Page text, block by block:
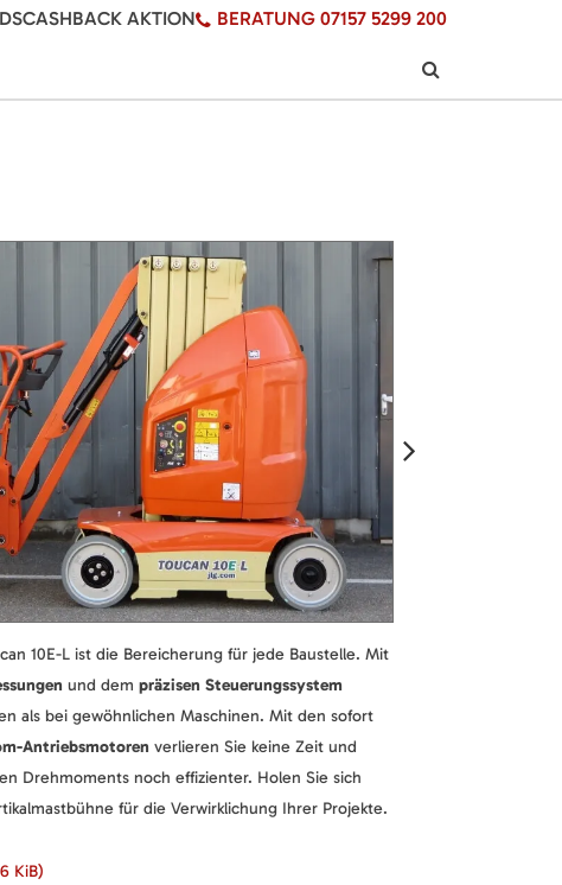
CASHBACK AKTION BERATUNG 07157 5299 200
10E-L ist die Bereicherung für jede Baustelle. Mit
und dem präzisen Steuerungssystem
als bei gewöhnlichen Maschinen. Mit den sofort
Antriebsmotoren verlieren Sie keine Zeit und
Drehmoments noch effizienter. Holen Sie sich
für die Verwirklichung Ihrer Projekte.
KiB)